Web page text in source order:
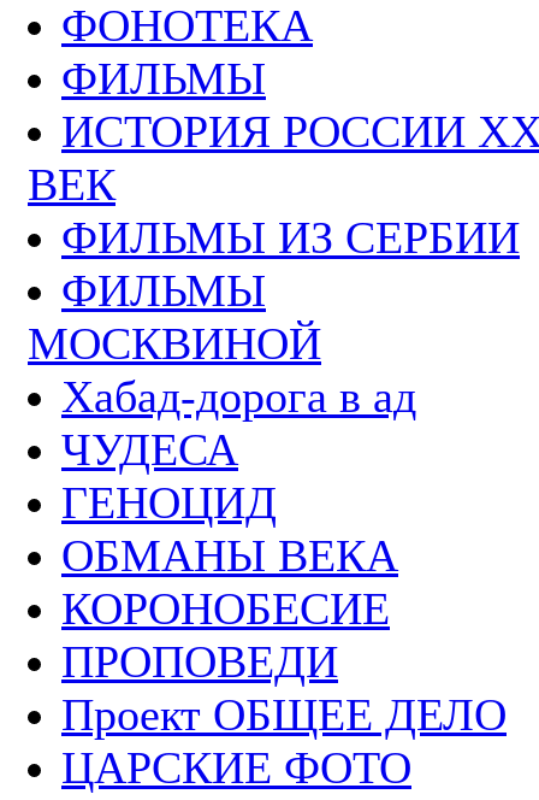
ФОНОТЕКА
ФИЛЬМЫ
ИСТОРИЯ РОССИИ
ВЕК
ФИЛЬМЫ ИЗ СЕРБИИ
ФИЛЬМЫ
МОСКВИНОЙ
Хабад-дорога в ад
ЧУДЕСА
ГЕНОЦИД
ОБМАНЫ ВЕКА
КОРОНОБЕСИЕ
ПРОПОВЕДИ
Проект ОБЩЕЕ ДЕЛО
ЦАРСКИЕ ФОТО